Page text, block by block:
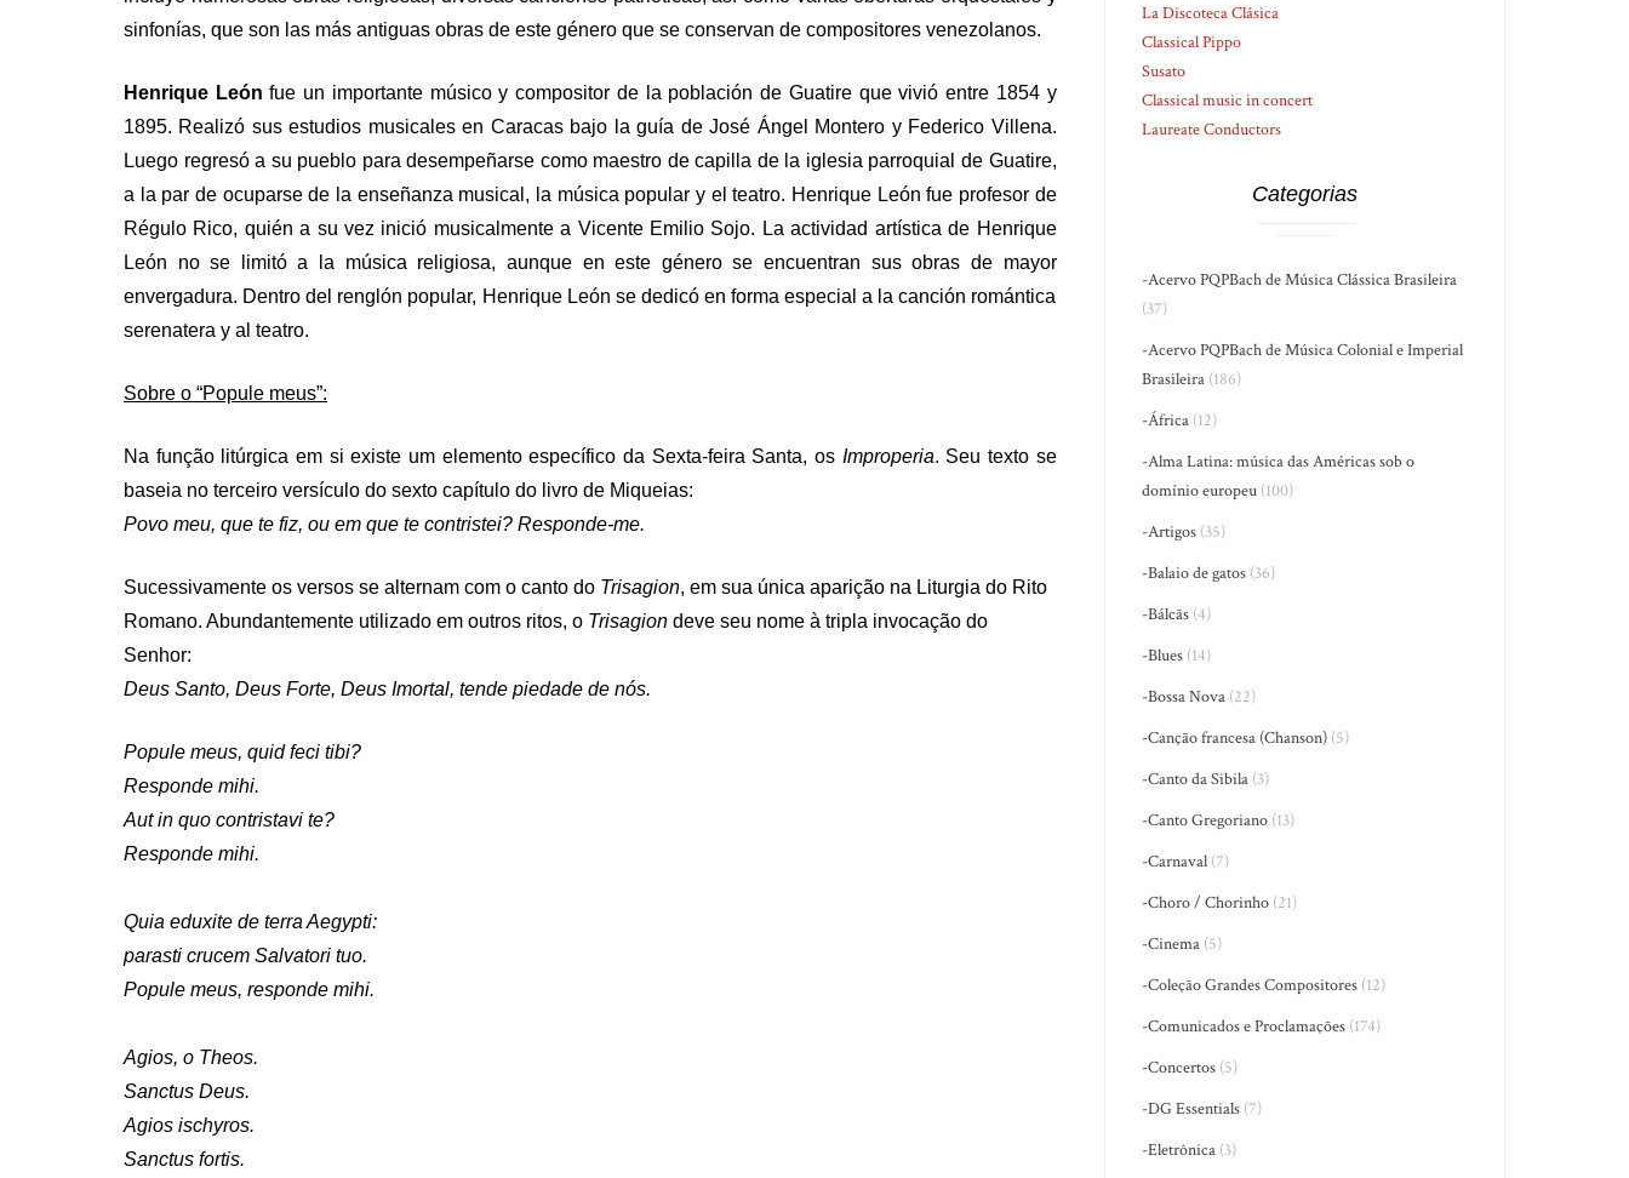
sinfonías, que son las más antiguas obras de este género que se conservan de compositores venezolanos.
Henrique León fue un importante músico y compositor de la población de Guatire que vivió entre 1854 y
1895. Realizó sus estudios musicales en Caracas bajo la guía de José Ángel Montero y Federico Villena.
Luego regresó a su pueblo para desempeñarse como maestro de capilla de la iglesia parroquial de Guatire,
a la par de ocuparse de la enseñanza musical, la música popular y el teatro. Henrique León fue profesor de
Régulo Rico, quién a su vez inició musicalmente a Vicente Emilio Sojo. La actividad artística de Henrique
León no se limitó a la música religiosa, aunque en este género se encuentran sus obras de mayor
envergadura. Dentro del renglón popular, Henrique León se dedicó en forma especial a la canción romántica
serenatera y al teatro.
Sobre o “Popule meus”:
Na função litúrgica em si existe um elemento específico da Sexta-feira Santa, os Improperia. Seu texto se
baseia no terceiro versículo do sexto capítulo do livro de Miqueias:
Povo meu, que te fiz, ou em que te contristei? Responde-me.
Sucessivamente os versos se alternam com o canto do Trisagion, em sua única aparição na Liturgia do Rito
Romano. Abundantemente utilizado em outros ritos, o Trisagion deve seu nome à tripla invocação do
Senhor:
Deus Santo, Deus Forte, Deus Imortal, tende piedade de nós.
Popule meus, quid feci tibi?
Responde mihi.
Aut in quo contristavi te?
Responde mihi.
Quia eduxite de terra Aegypti:
parasti crucem Salvatori tuo.
Popule meus, responde mihi.
Agios, o Theos.
Sanctus Deus.
Agios ischyros.
Sanctus fortis.
La Discoteca Clásica
Classical Pippo
Susato
Classical music in concert
Laureate Conductors
Categorias
-Acervo PQPBach de Música Clássica Brasileira
(37)
-Acervo PQPBach de Música Colonial e Imperial
Brasileira (186)
-África (12)
-Alma Latina: música das Américas sob o
domínio europeu (100)
-Artigos (35)
-Balaio de gatos (36)
-Bálcãs (4)
-Blues (14)
-Bossa Nova (22)
-Canção francesa (Chanson) (5)
-Canto da Sibila (3)
-Canto Gregoriano (13)
-Carnaval (7)
-Choro / Chorinho (21)
-Cinema (5)
-Coleção Grandes Compositores (12)
-Comunicados e Proclamações (174)
-Concertos (5)
-DG Essentials (7)
-Eletrônica (3)